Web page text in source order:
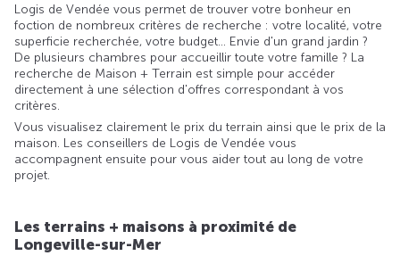
Logis de Vendée vous permet de trouver votre bonheur en
foction de nombreux critères de recherche : votre localité, votre
superficie recherchée, votre budget... Envie d'un grand jardin ?
De plusieurs chambres pour accueillir toute votre famille ? La
recherche de Maison + Terrain est simple pour accéder
directement à une sélection d'offres correspondant à vos
critères.
Vous visualisez clairement le prix du terrain ainsi que le prix de la
maison. Les conseillers de Logis de Vendée vous
accompagnent ensuite pour vous aider tout au long de votre
projet.
Les terrains + maisons à proximité de
Longeville-sur-Mer